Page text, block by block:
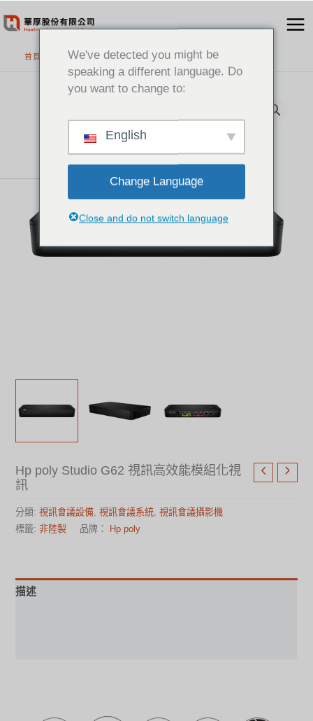
至
首頁 精選產品
Hp poly Studio G62 視訊高效能模組化視
訊
分類:視訊會議設備 ,視訊會議系統 ,視訊會議攝影機
標籤:非陸製 品牌： Hp poly
描述
We've detected you might be
speaking a different language. Do
you want to change to:
English
Change Language
Close and do not switch language